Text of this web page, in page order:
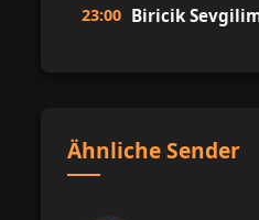
23:00 Biricik
Ähnliche Sender